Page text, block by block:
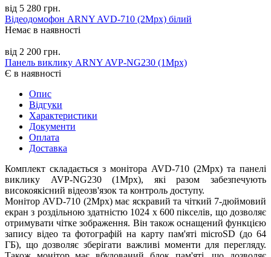
від 5 280 грн.
Відеодомофон ARNY AVD-710 (2Mpx) білий
Немає в наявності
від 2 200 грн.
Панель виклику ARNY AVP-NG230 (1Mpx)
Є в наявності
Опис
Відгуки
Характеристики
Документи
Оплата
Доставка
Комплект складається з монітора AVD-710 (2Mpx) та панелі
виклику AVP-NG230 (1Mpx), які разом забезпечують
високоякісний відеозв'язок та контроль доступу.
Монітор AVD-710 (2Mpx) має яскравий та чіткий 7-дюймовий
екран з роздільною здатністю 1024 х 600 пікселів, що дозволяє
отримувати чітке зображення. Він також оснащений функцією
запису відео та фотографій на карту пам'яті microSD (до 64
ГБ), що дозволяє зберігати важливі моменти для перегляду.